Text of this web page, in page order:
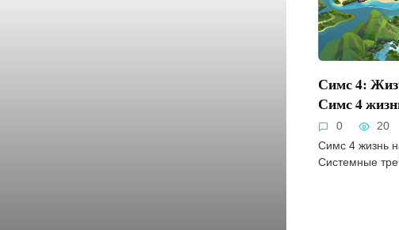
Симс 4:
Симс 4
0 20
Симс 4 жизнь
Системные